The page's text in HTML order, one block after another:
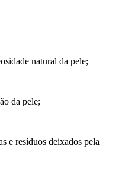
natural da pele;
da pele;
e resíduos deixados pela